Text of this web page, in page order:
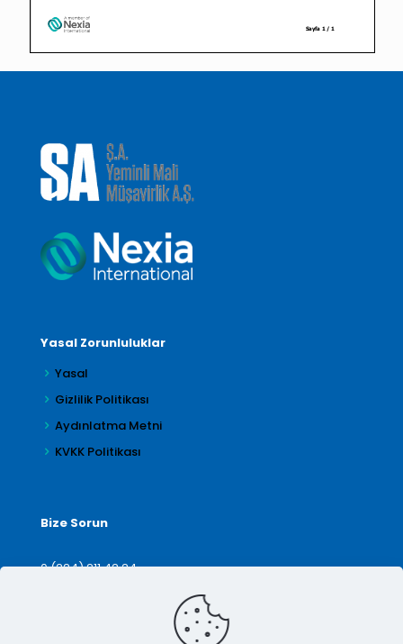
Yasal Zorunluluklar
Yasal
Gizlilik Politikası
Aydınlatma Metni
KVKK Politikası
Bize Sorun
0 (224) 211 42 24